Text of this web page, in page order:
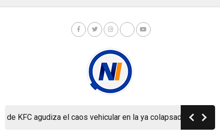
KFC agudiza el caos vehicular en la ya colapsada Carretera a
Copyright © Nicaragua Investiga 2024